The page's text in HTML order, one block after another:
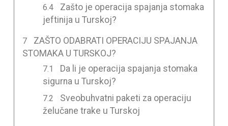
Zašto je operacija spajanja stomaka
jeftinija u Turskoj?
ZAŠTO ODABRATI OPERACIJU SPAJANJA
STOMAKA U TURSKOJ?
Da li je operacija spajanja stomaka
sigurna u Turskoj?
Sveobuhvatni paketi za operaciju
želučane trake u Turskoj